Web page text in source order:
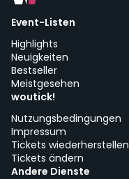
Event-Listen
Highlights
Neuigkeiten
Bestseller
Meistgesehen
woutick!
Nutzungsbedingungen
Impressum
Tickets wiederherstellen
Tickets ändern
Andere Dienste